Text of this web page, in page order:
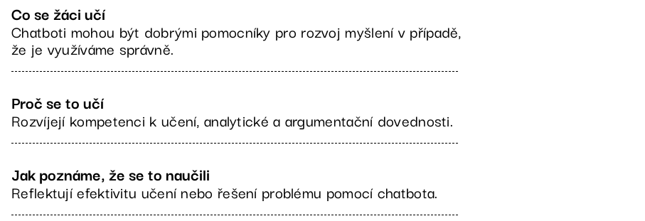
Co se žáci učí
Chatboti mohou být dobrými pomocníky pro rozvoj myšlení v případě,
že je využíváme správně.
Proč se to učí
Rozvíjejí kompetenci k učení, analytické a argumentační dovednosti.
Jak poznáme, že se to naučili
Reflektují efektivitu učení nebo řešení problému pomocí chatbota.